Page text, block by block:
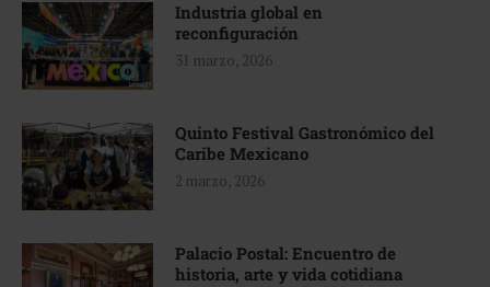
Industria global en
reconfiguración
31 marzo, 2026
Quinto Festival Gastronómico del
Caribe Mexicano
2 marzo, 2026
Palacio Postal: Encuentro de
historia, arte y vida cotidiana